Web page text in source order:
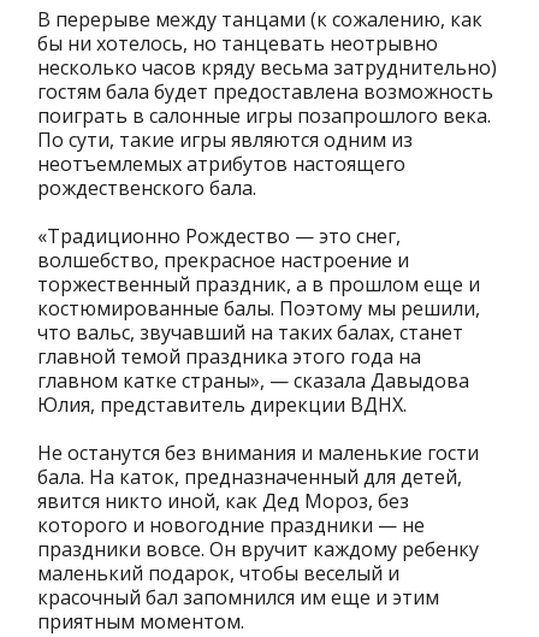
В перерыве между танцами (к сожалению, как
бы ни хотелось, но танцевать неотрывно
несколько часов кряду весьма затруднительно)
гостям бала будет предоставлена возможность
поиграть в салонные игры позапрошлого века.
По сути, такие игры являются одним из
неотъемлемых атрибутов настоящего
рождественского бала.
«Традиционно Рождество — это снег,
волшебство, прекрасное настроение и
торжественный праздник, а в прошлом еще и
костюмированные балы. Поэтому мы решили,
что вальс, звучавший на таких балах, станет
главной темой праздника этого года на
главном катке страны», — сказала Давыдова
Юлия, представитель дирекции ВДНХ.
Не останутся без внимания и маленькие гости
бала. На каток, предназначенный для детей,
явится никто иной, как Дед Мороз, без
которого и новогодние праздники — не
праздники вовсе. Он вручит каждому ребенку
маленький подарок, чтобы веселый и
красочный бал запомнился им еще и этим
приятным моментом.